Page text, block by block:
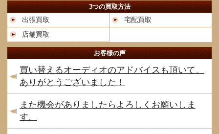
3つの買取方法
出張買取
宅配買取
店舗買取
お客様の声
買い替えるオーディオのアドバイスも頂いて、
ありがとうございました！
また機会がありましたらよろしくお願いしま
す。